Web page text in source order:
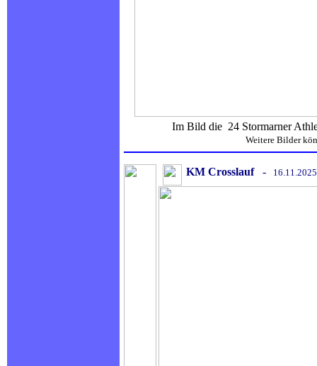
Im Bild die 24 Stormarner Athleten
Weitere Bilder
KM Crosslauf -